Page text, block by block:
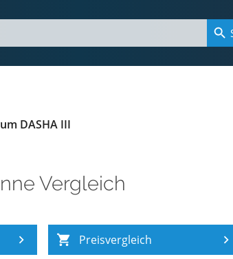
DASHA III
Vergleich
Preisvergleich